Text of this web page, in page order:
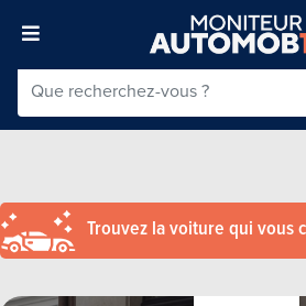
Trouvez la voiture qui vous